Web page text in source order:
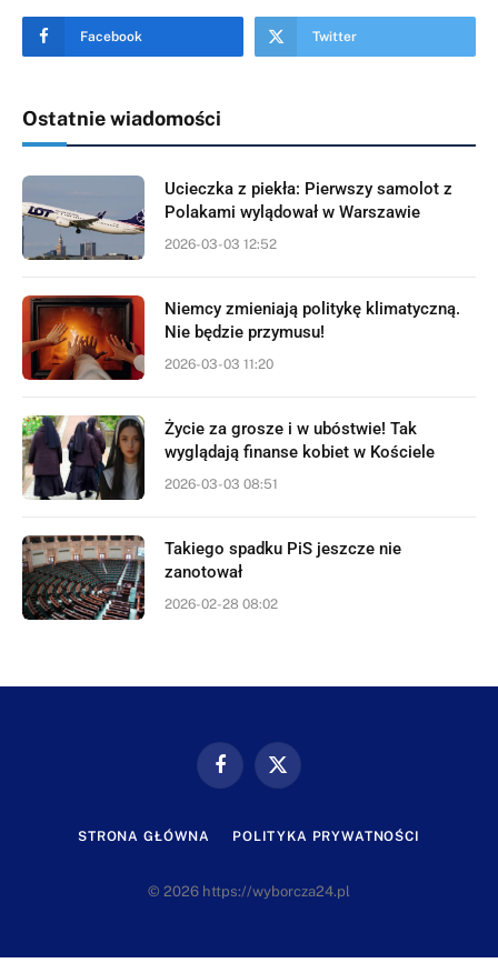
Facebook Twitter
Ostatnie wiadomości
Ucieczka z piekła: Pierwszy samolot z
Polakami wylądował w Warszawie
2026-03-03 12:52
Niemcy zmieniają politykę klimatyczną.
Nie będzie przymusu!
2026-03-03 11:20
Życie za grosze i w ubóstwie! Tak
wyglądają finanse kobiet w Kościele
2026-03-03 08:51
Takiego spadku PiS jeszcze nie
zanotował
2026-02-28 08:02
FacebookX
STRONA GŁÓWNA POLITYKA PRYWATNOŚCI
© 2026 https://wyborcza24.pl